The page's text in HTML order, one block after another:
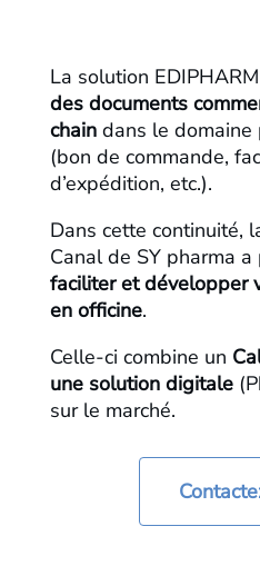
La solution
des documents
chaindans le domaine
(bon de commande,
d’expédition, etc.).
Dans cette continuité,
Canal de SY pharma
faciliter et développer
en officine.
Celle-ci combine un
une solution digitale
sur le marché.